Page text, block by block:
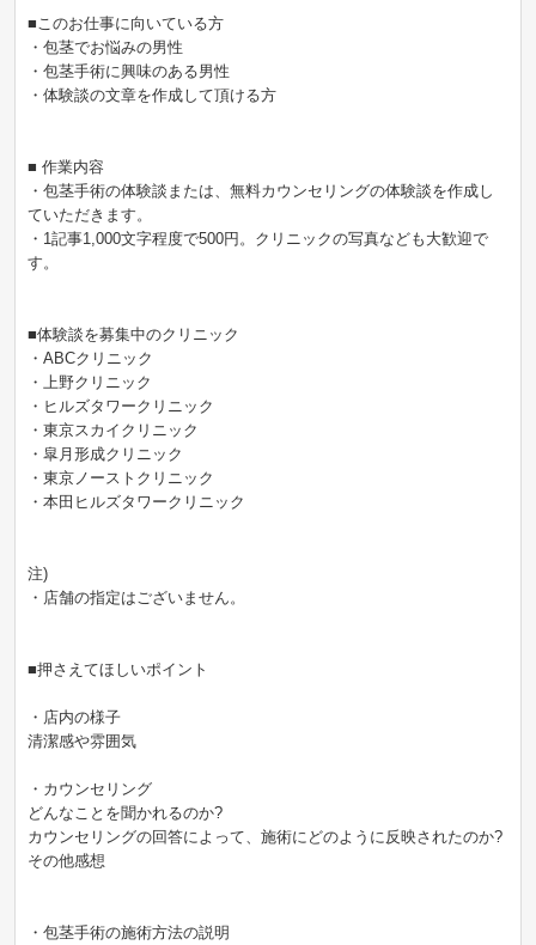
■このお仕事に向いている方
・包茎でお悩みの男性
・包茎手術に興味のある男性
・体験談の文章を作成して頂ける方
■ 作業内容
・包茎手術の体験談または、無料カウンセリングの体験談を作成し
ていただきます。
・1記事1,000文字程度で500円。クリニックの写真なども大歓迎で
す。
■体験談を募集中のクリニック
・ABCクリニック
・上野クリニック
・ヒルズタワークリニック
・東京スカイクリニック
・皐月形成クリニック
・東京ノーストクリニック
・本田ヒルズタワークリニック
注)
・店舗の指定はございません。
■押さえてほしいポイント
・店内の様子
清潔感や雰囲気
・カウンセリング
どんなことを聞かれるのか?
カウンセリングの回答によって、施術にどのように反映されたのか?
その他感想
・包茎手術の施術方法の説明